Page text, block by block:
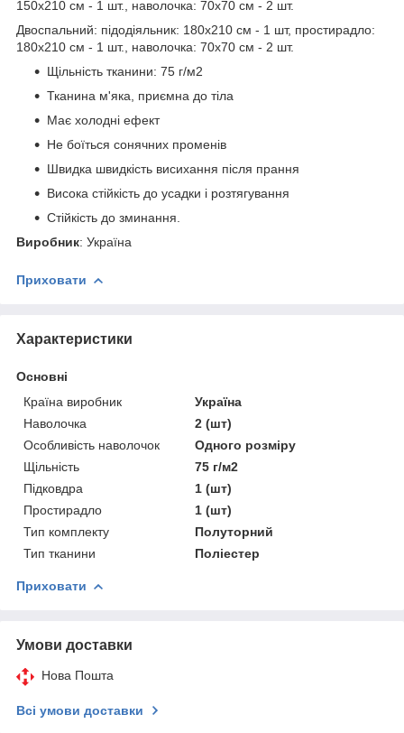
150х210 см - 1 шт., наволочка: 70х70 см - 2 шт.
Двоспальний: підодіяльник: 180х210 см - 1 шт, простирадло:
180х210 см - 1 шт., наволочка: 70х70 см - 2 шт.
Щільність тканини: 75 г/м2
Тканина м'яка, приємна до тіла
Має холодні ефект
Не боїться сонячних променів
Швидка швидкість висихання після прання
Висока стійкість до усадки і розтягування
Стійкість до зминання.
Виробник: Україна
Приховати
Характеристики
Основні
Країна виробник
Україна
Наволочка
2 (шт)
Особливість наволочок
Одного розміру
Щільність
75 г/м2
Підковдра
1 (шт)
Простирадло
1 (шт)
Тип комплекту
Полуторний
Тип тканини
Поліестер
Приховати
Умови доставки
Нова Пошта
Всі умови доставки